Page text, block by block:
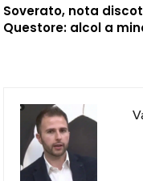
Soverato, nota
Questore: alcol a